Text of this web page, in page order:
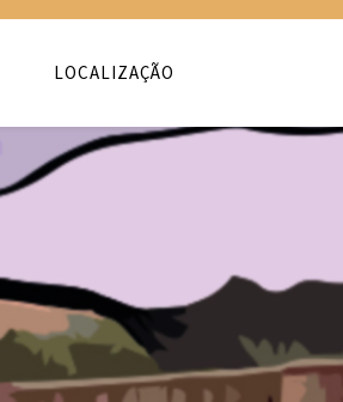
LOCALIZAÇÃO